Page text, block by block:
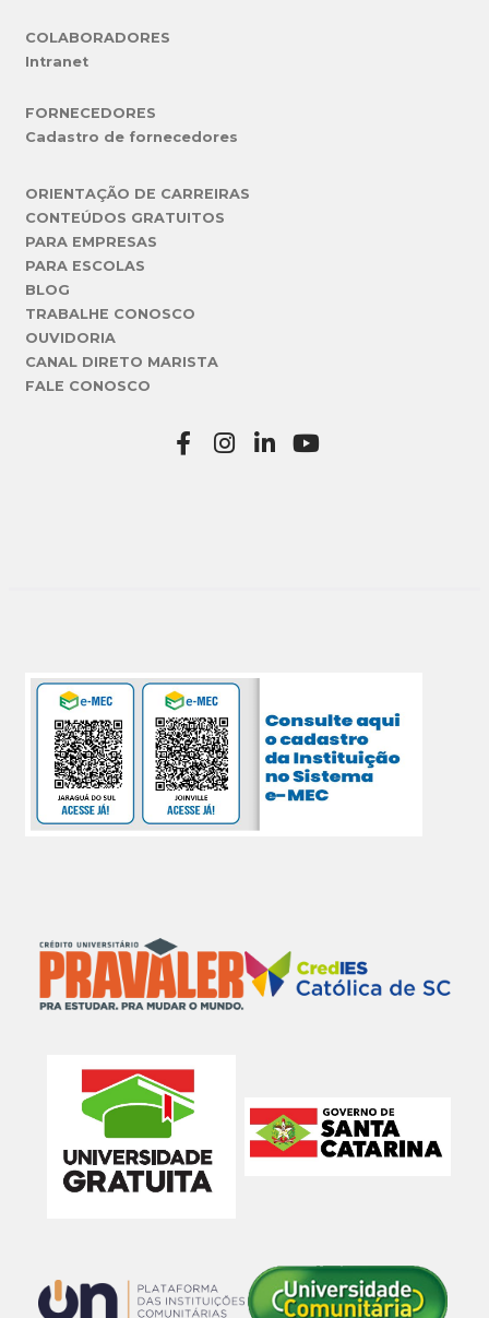
COLABORADORES
Intranet
FORNECEDORES
Cadastro de fornecedores
ORIENTAÇÃO DE CARREIRAS
CONTEÚDOS GRATUITOS
PARA EMPRESAS
PARA ESCOLAS
BLOG
TRABALHE CONOSCO
OUVIDORIA
CANAL DIRETO MARISTA
FALE CONOSCO